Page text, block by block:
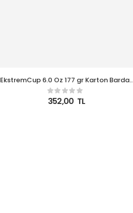
EkstremCup 6.0 Oz 177 gr Karton Bardak
Kolide 1000 Adet
352,00 TL